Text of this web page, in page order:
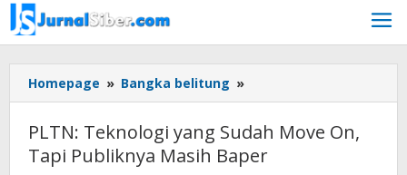
Skip
to
content
Homepage » Bangka belitung »
Teknologi
Sudah
Move
PLTN: Teknologi yang Sudah Move On,
Tapi Publiknya Masih Baper